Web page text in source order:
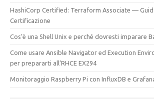
HashiCorp Certified: Terraform Associate —
Certificazione
Cos’è una Shell Unix e perché dovresti imparare
Come usare Ansible Navigator ed Execution
per prepararti all’RHCE EX294
Monitoraggio Raspberry Pi con InfluxDB e